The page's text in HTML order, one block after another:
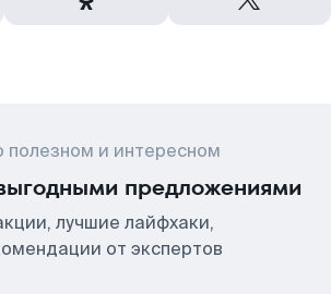
полезном и интересном
предложениями
лучшие лайфхаки,
от экспертов